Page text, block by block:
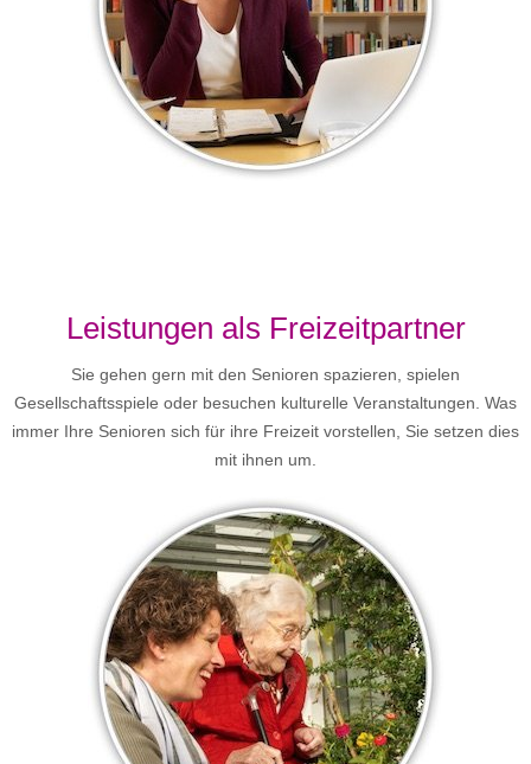
Leistungen als Freizeitpartner
Sie gehen gern mit den Senioren spazieren, spielen
Gesellschaftsspiele oder besuchen kulturelle Veranstaltungen. Was
immer Ihre Senioren sich für ihre Freizeit vorstellen, Sie setzen dies
mit ihnen um.